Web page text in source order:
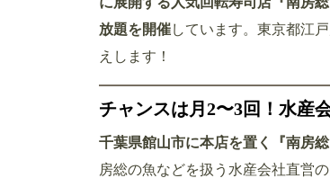
放題を開催しています。東京都江
えします！
チャンスは月2〜3回！水産
千葉県館山市に本店を置く『南房
房総の魚などを扱う水産会社直営の